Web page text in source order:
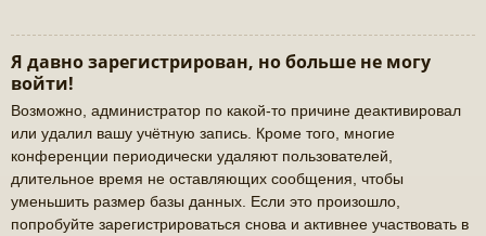
Я давно зарегистрирован, но больше не могу
войти!
Возможно, администратор по какой-то причине деактивировал
или удалил вашу учётную запись. Кроме того, многие
конференции периодически удаляют пользователей,
длительное время не оставляющих сообщения, чтобы
уменьшить размер базы данных. Если это произошло,
попробуйте зарегистрироваться снова и активнее участвовать в